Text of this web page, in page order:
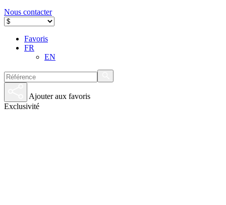
Nous contacter
Favoris
FR
EN
Ajouter aux favoris
Exclusivité